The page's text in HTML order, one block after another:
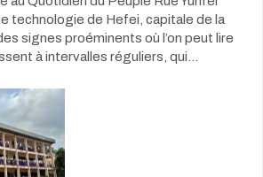
technologie de Hefei, capitale de la
signes proéminents où l’on peut lire
à intervalles réguliers, qui…